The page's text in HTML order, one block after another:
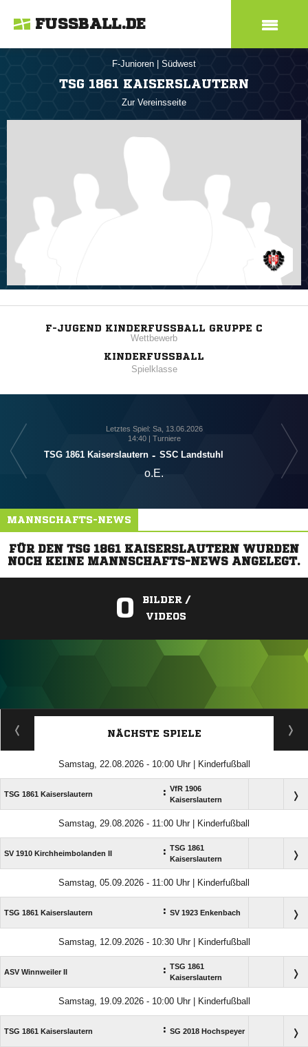
FUSSBALL.DE
F-Junioren Südwest
TSG 1861 KAISERSLAUTERN
Zur Vereinsseite
F-JUGEND KINDERFUSSBALL GRUPPE C
Wettbewerb
KINDERFUSSBALL
Spielklasse
Letztes Spiel: Sa, 13.06.2026
14:40 | Turniere
TSG 1861 Kaiserslautern - SSC Landstuhl
o.E.
MANNSCHAFTS-NEWS
FÜR DEN TSG 1861 KAISERSLAUTERN WURDEN
NOCH KEINE MANNSCHAFTS-NEWS ANGELEGT.
0
BILDER /
VIDEOS
ANZEIGE
NÄCHSTE SPIELE
Samstag, 22.08.2026 - 10:00 Uhr | Kinderfußball
TSG 1861 Kaiserslautern : VfR 1906
Kaiserslautern
Samstag, 29.08.2026 - 11:00 Uhr | Kinderfußball
SV 1910 Kirchheimbolanden II : TSG 1861
Kaiserslautern
Samstag, 05.09.2026 - 11:00 Uhr | Kinderfußball
TSG 1861 Kaiserslautern : SV 1923 Enkenbach
Samstag, 12.09.2026 - 10:30 Uhr | Kinderfußball
ASV Winnweiler II : TSG 1861
Kaiserslautern
Samstag, 19.09.2026 - 10:00 Uhr | Kinderfußball
TSG 1861 Kaiserslautern : SG 2018 Hochspeyer